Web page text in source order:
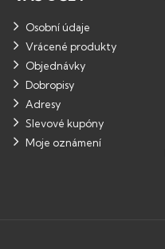
Osobní údaje
Vrácené produkty
Objednávky
Dobropisy
Adresy
Slevové kupóny
Moje oznámení